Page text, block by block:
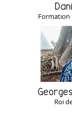
Formation
Roi